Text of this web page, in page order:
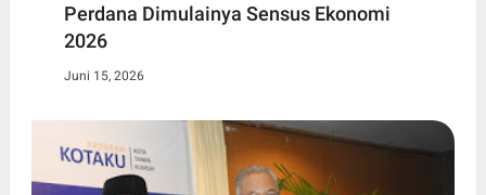
Perdana Dimulainya Sensus Ekonomi
2026
Juni 15, 2026